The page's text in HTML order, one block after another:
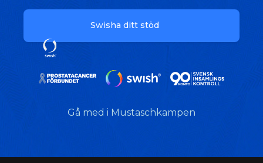
Swisha ditt stöd
Gå med i Mustaschkampen